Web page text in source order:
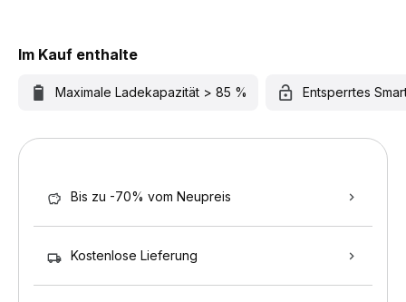
Im Kauf enthalte
Maximale Ladekapazität > 85 % Entsperrtes
Bis zu -70% vom Neupreis
Kostenlose Lieferung